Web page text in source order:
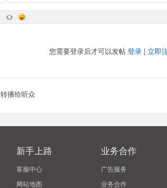
您需要登录后才可以发帖 登录| 立即
转播给听众
新手上路
客服中心
网站地图
业务合作
广告服务
业务合作